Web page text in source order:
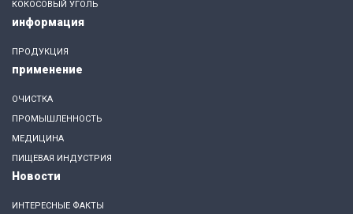
КОКОСОВЫЙ УГОЛЬ
информация
ПРОДУКЦИЯ
применение
ОЧИСТКА
ПРОМЫШЛЕННОСТЬ
МЕДИЦИНА
ПИЩЕВАЯ ИНДУСТРИЯ
Новости
ИНТЕРЕСНЫЕ ФАКТЫ